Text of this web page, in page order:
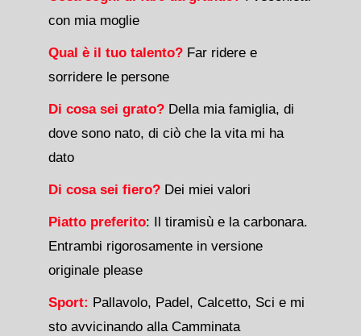
con mia moglie
Qual è il tuo talento?Far ridere e
sorridere le persone
Di cosa sei grato?Della mia famiglia, di
dove sono nato, di ciò che la vita mi ha
dato
Di cosa sei fiero?Dei miei valori
Piatto preferito: Il tiramisù e la carbonara.
Entrambi rigorosamente in versione
originale please
Sport: Pallavolo, Padel, Calcetto, Sci e mi
sto avvicinando alla Camminata